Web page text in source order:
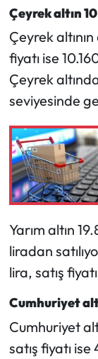
Çeyrek altın
Çeyrek
fiyatı ise
Çeyrek
seviyesinde
Yarım altın
liradan
lira, satış
Cumhuriyet
Cumhuriyet
satış fiyatı
Sağlık
Siyaset
Spor
Turizm
Yaşam
Yayla
Yemek
Yerel